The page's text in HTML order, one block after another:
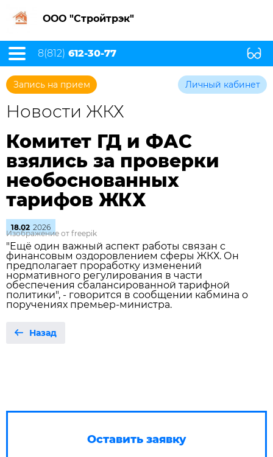
ООО "Стройтрэк"
8(812) 612-30-77
Запись на прием Личный кабинет
Новости ЖКХ
Комитет ГД и ФАС
взялись за проверки
необоснованных
тарифов ЖКХ
18.02 2026
Изображение от freepik
"Ещё один важный аспект работы связан с
финансовым оздоровлением сферы ЖКХ. Он
предполагает проработку изменений
нормативного регулирования в части
обеспечения сбалансированной тарифной
политики", - говорится в сообщении кабмина о
поручениях премьер-министра.
Назад
Оставить заявку